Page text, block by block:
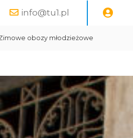
info@tu1.pl
obozy młodzieżowe